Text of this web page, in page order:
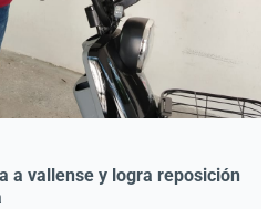
a vallense y logra reposición